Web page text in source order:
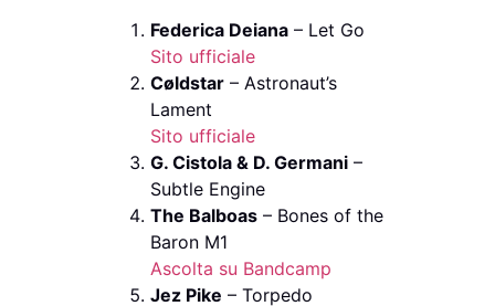
Federica Deiana – Let Go
Sito ufficiale
Cøldstar – Astronaut’s
Lament
Sito ufficiale
G. Cistola & D. Germani –
Subtle Engine
The Balboas – Bones of the
Baron M1
Ascolta su Bandcamp
Jez Pike – Torpedo